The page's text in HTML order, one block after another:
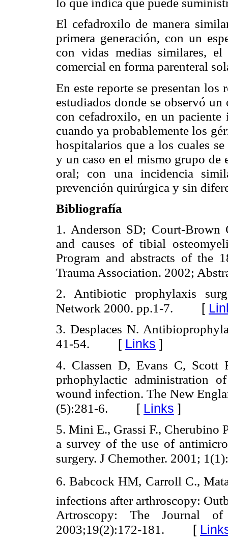
lo que indica que puede
El cefadroxilo de manera
primera generación, con un
con vidas medias similares,
comercial en forma parenteral
En este reporte se presentan
estudiados donde se observó
con cefadroxilo, en un paciente
cuando ya probablemente los
hospitalarios que a los cuales
y un caso en el mismo grupo de
oral; con una incidencia
prevención quirúrgica y sin
Bibliografía
1. Anderson SD; Court-Brown
and causes of tibial
Program and abstracts of the
Trauma Association. 2002;
2. Antibiotic prophylaxis
Network 2000. pp.1-7. [
3. Desplaces N.
41-54. [ Links ]
4. Classen D, Evans C,
prhophylactic administration
wound infection. The New
(5):281-6. [ Links ]
5. Mini E., Grassi F., Cherubino
a survey of the use of
surgery. J Chemother. 2001;
6. Babcock HM, Carroll C.,
infections after arthroscopy:
Artroscopy: The Journal of
2003;19(2):172-181. [